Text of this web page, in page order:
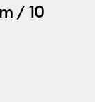
/ 10